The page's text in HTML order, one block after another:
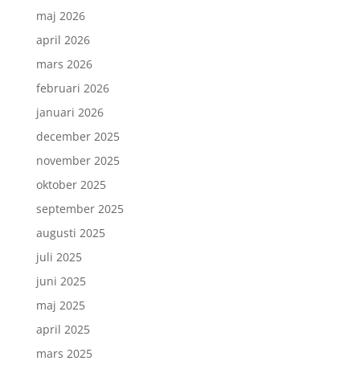
maj 2026
april 2026
mars 2026
februari 2026
januari 2026
december 2025
november 2025
oktober 2025
september 2025
augusti 2025
juli 2025
juni 2025
maj 2025
april 2025
mars 2025